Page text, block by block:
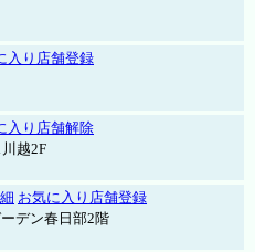
入り店舗登録
入り店舗解除
越2F
お気に入り店舗登録
デン春日部2階